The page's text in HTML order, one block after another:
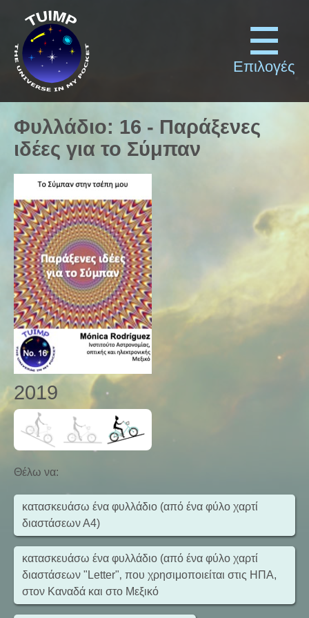
Επιλογές
Φυλλάδιο: 16 - Παράξενες
ιδέες για το Σύμπαν
2019
Θέλω να:
κατασκευάσω ένα φυλλάδιο (από ένα φύλο χαρτί
διαστάσεων Α4)
κατασκευάσω ένα φυλλάδιο (από ένα φύλο χαρτί
διαστάσεων "Letter"‚ που χρησιμοποιείται στις ΗΠΑ,
στον Καναδά και στο Μεξικό